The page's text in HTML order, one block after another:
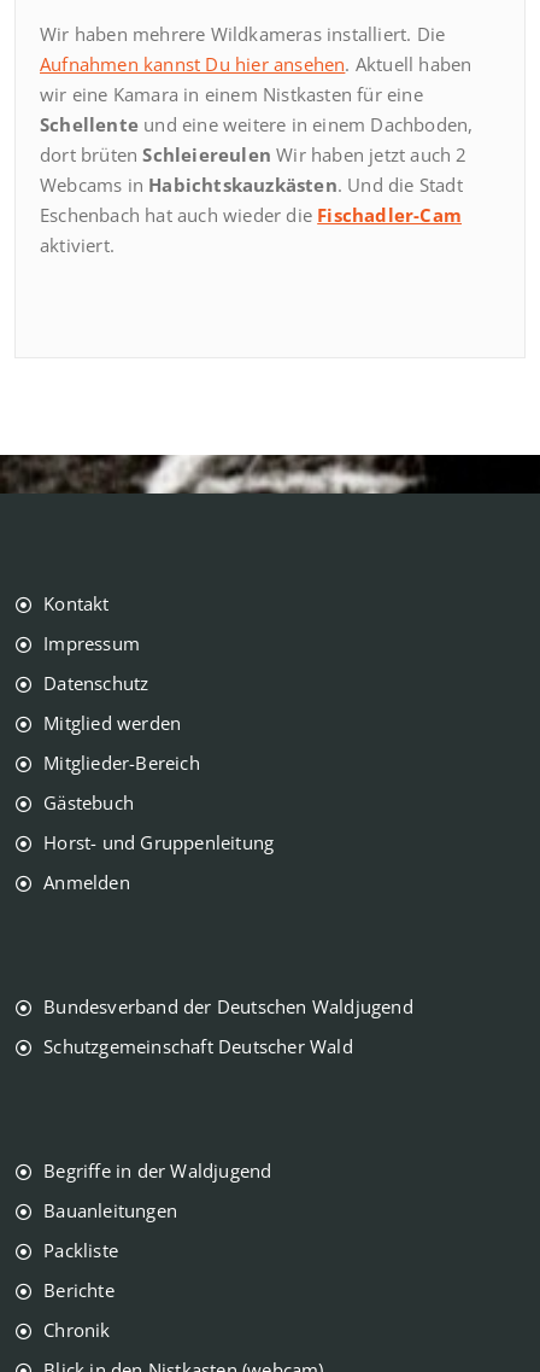
Wir haben mehrere Wildkameras installiert. Die
Aufnahmen kannst Du hier ansehen. Aktuell haben
wir eine Kamara in einem Nistkasten für eine
Schellente und eine weitere in einem Dachboden,
dort brütenSchleiereulen Wir haben jetzt auch 2
Webcams in Habichtskauzkästen. Und die Stadt
Eschenbach hat auch wieder die Fischadler-Cam
aktiviert.
Kontakt
Impressum
Datenschutz
Mitglied werden
Mitglieder-Bereich
Gästebuch
Horst- und Gruppenleitung
Anmelden
Bundesverband der Deutschen Waldjugend
Schutzgemeinschaft Deutscher Wald
Begriffe in der Waldjugend
Bauanleitungen
Packliste
Berichte
Chronik